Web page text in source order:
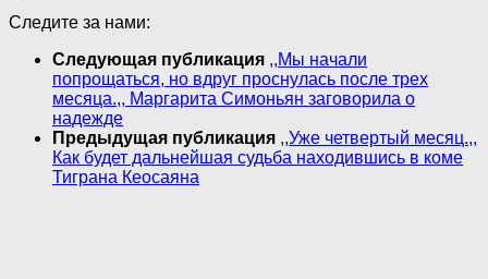
Следите за нами:
Следующая публикация ,,Мы начали
попрощаться, но вдруг проснулась после трех
месяца.,, Маргарита Симоньян заговорила о
надежде
Предыдущая публикация ,,Уже четвертый месяц.,,
Как будет дальнейшая судьба находившись в коме
Тиграна Кеосаяна